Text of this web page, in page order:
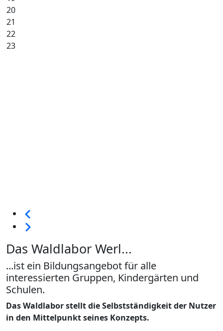
20
21
22
23
Seitennummerierung
Weiter
Das Waldlabor Werl...
...ist ein Bildungsangebot für alle
interessierten Gruppen, Kindergärten und
Schulen.
Das Waldlabor stellt die Selbstständigkeit der Nutzer
in den Mittelpunkt seines Konzepts.